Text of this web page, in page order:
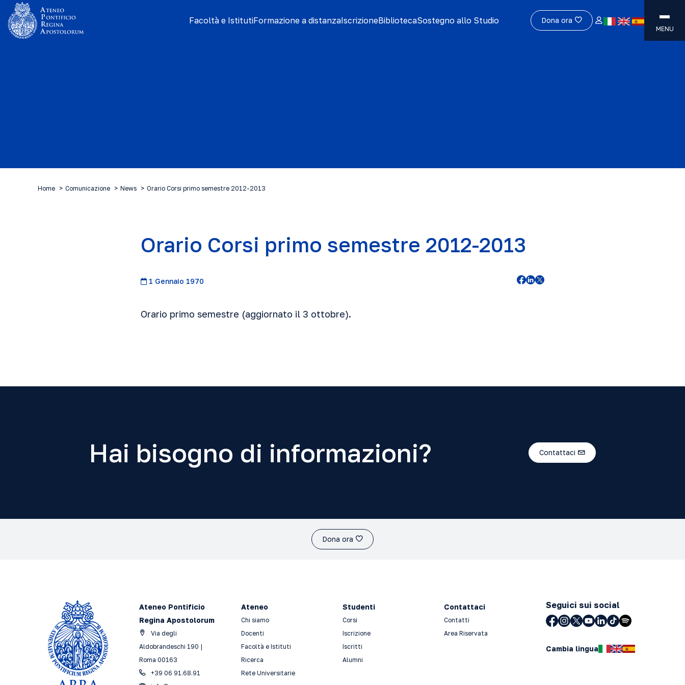
Facoltà e IstitutiFormazione a distanzaIscrizioneBibliotecaSostegno allo Studio Dona ora
MENU
Home Comunicazione News Orario Corsi primo semestre 2012-2013
Orario Corsi primo semestre 2012-2013
1 Gennaio 1970
Orario primo semestre (aggiornato il 3 ottobre).
Hai bisogno di informazioni? Contattaci
Dona ora
Ateneo Pontificio
Regina Apostolorum
Via degli
Aldobrandeschi 190 |
Roma 00163
+39 06 91.68.91
Ateneo
Chi siamo
Docenti
Facoltà e Istituti
Ricerca
Rete Universitarie
Studenti
Corsi
Iscrizione
Iscritti
Alumni
Contattaci
Contatti
Area Riservata
Seguici sui social
Cambia lingua